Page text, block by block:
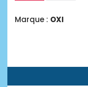
Marque : OXI